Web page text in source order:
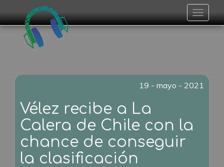
Toggle
19 - mayo - 2021
Vélez recibe a La
Calera de Chile con la
chance de conseguir
la clasificación